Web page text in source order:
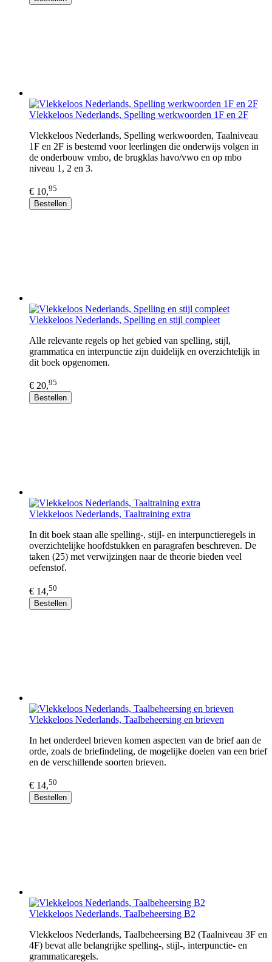
Vlekkeloos Nederlands, Spelling werkwoorden 1F en 2F
Vlekkeloos Nederlands, Spelling werkwoorden, Taalniveau
1F en 2F is bestemd voor leerlingen die onderwijs volgen in
de onderbouw vmbo, de brugklas havo/vwo en op mbo
niveau 1, 2 en 3.
€ 10,95
Bestellen
Vlekkeloos Nederlands, Spelling en stijl compleet
Alle relevante regels op het gebied van spelling, stijl,
grammatica en interpunctie zijn duidelijk en overzichtelijk in
dit boek opgenomen.
€ 20,95
Bestellen
Vlekkeloos Nederlands, Taaltraining extra
In dit boek staan alle spelling-, stijl- en interpunctieregels in
overzichtelijke hoofdstukken en paragrafen beschreven. De
taken (25) met verwijzingen naar de theorie bieden veel
oefenstof.
€ 14,50
Bestellen
Vlekkeloos Nederlands, Taalbeheersing en brieven
In het onderdeel brieven komen aspecten van de brief aan de
orde, zoals de briefindeling, de mogelijke doelen van een brief
en de verschillende soorten brieven.
€ 14,50
Bestellen
Vlekkeloos Nederlands, Taalbeheersing B2
Vlekkeloos Nederlands, Taalbeheersing B2 (Taalniveau 3F en
4F) bevat alle belangrijke spelling-, stijl-, interpunctie- en
grammaticaregels.